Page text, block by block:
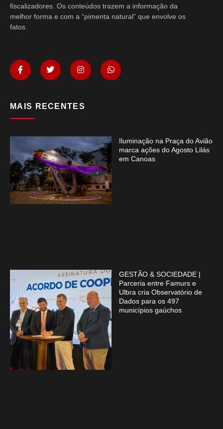
fiscalizadores. Os conteúdos trazem a informação da
melhor forma e com a “pimenta natural” que envolve os
fatos.
MAIS RECENTES
Iluminação na Praça do Avião
marca ações do Agosto Lilás
em Canoas
GESTÃO & SOCIEDADE |
Parceria entre Famurs e
Ulbra cria Observatório de
Dados para os 497
municípios gaúchos